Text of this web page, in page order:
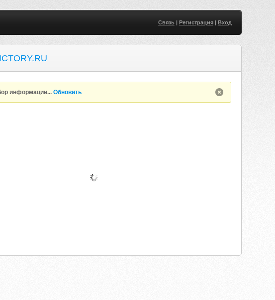
Связь| Регистрация| Вход
информации...Обновить